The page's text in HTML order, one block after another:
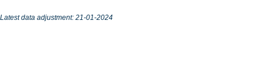
Latest data adjustment: 21-01-2024